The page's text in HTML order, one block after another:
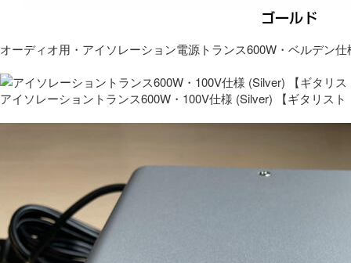
オーディオ用・アイソレーション電源トランス600W・ベルデン仕
アイソレーショントランス600W・100V仕様 (Silver) 【ギタリス